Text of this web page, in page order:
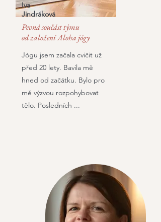
Iva
Jindráková
Pevná součást týmu
od založení Aloha jógy
Jógu jsem začala cvičit už
před 20 lety. Bavila mě
hned od začátku. Bylo pro
mě výzvou rozpohybovat
tělo. Posledních ...